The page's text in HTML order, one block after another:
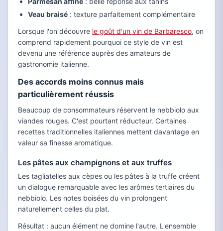
Veau braisé : texture parfaitement complémentaire
Lorsque l'on découvre le goût d'un vin de Barbaresco, on
comprend rapidement pourquoi ce style de vin est
devenu une référence auprès des amateurs de
gastronomie italienne.
Des accords moins connus mais
particulièrement réussis
Beaucoup de consommateurs réservent le nebbiolo aux
viandes rouges. C'est pourtant réducteur. Certaines
recettes traditionnelles italiennes mettent davantage en
valeur sa finesse aromatique.
Les pâtes aux champignons et aux truffes
Les tagliatelles aux cèpes ou les pâtes à la truffe créent
un dialogue remarquable avec les arômes tertiaires du
nebbiolo. Les notes boisées du vin prolongent
naturellement celles du plat.
Résultat : aucun élément ne domine l'autre. L'ensemble